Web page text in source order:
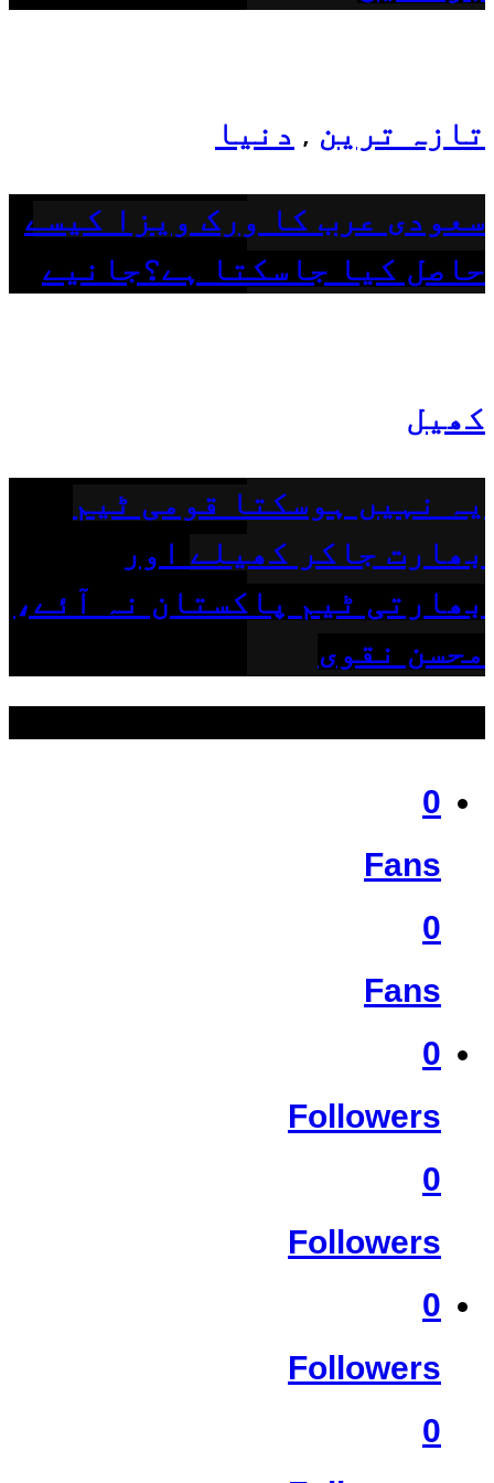
تازہ ترین , دنیا
سعودی عرب کا ورک ویزا کیسے
حاصل کیا جاسکتا ہے؟جانیے
کھیل
یہ نہیں ہوسکتا قومی ٹیم
بھارت جاکر کھیلے اور
بھارتی ٹیم پاکستان نہ آئے،
محسن نقوی
0
Fans
0
Fans
0
Followers
0
Followers
0
Followers
0